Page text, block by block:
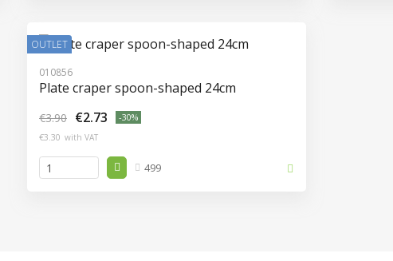
OUTLET
010856
Plate craper spoon-shaped 24cm
€3.90 €2.73
-30%
€3.30 with VAT
499